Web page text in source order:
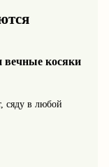
косяки
сяду в любой